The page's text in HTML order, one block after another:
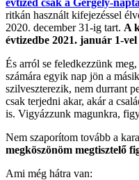
ritkán használt kifejezéssel
2020. december 31-ig tart. A
évtizedbe 2021. január 1-
És arról se feledkezzünk
számára egyik nap jön a
szilveszterezik, nem durrant
csak terjedni akar, akár a
is. Vigyázzunk magunkra,
Nem szaporítom tovább a
megköszönöm megtisztelő
Ami még hátra van: